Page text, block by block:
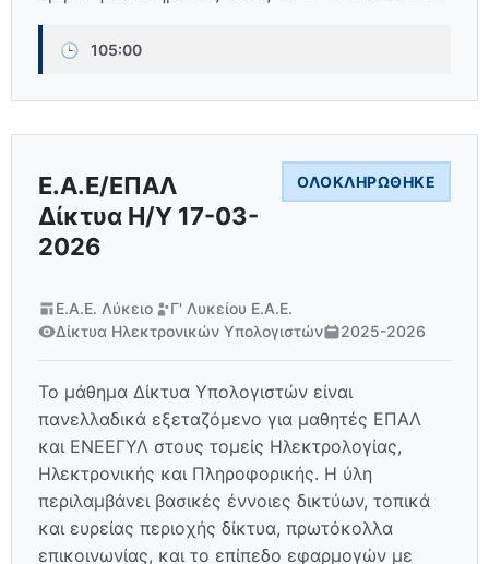
🕒 105:00
Ε.Α.Ε/ΕΠΑΛ
Δίκτυα Η/Υ 17-03-
2026
ΟΛΟΚΛΗΡΏΘΗΚΕ
Ε.Α.Ε. Λύκειο
Γ' Λυκείου Ε.Α.Ε.
Δίκτυα Ηλεκτρονικών Υπολογιστών
2025-2026
Το μάθημα Δίκτυα Υπολογιστών είναι
πανελλαδικά εξεταζόμενο για μαθητές ΕΠΑΛ
και ΕΝΕΕΓΥΛ στους τομείς Ηλεκτρολογίας,
Ηλεκτρονικής και Πληροφορικής. Η ύλη
περιλαμβάνει βασικές έννοιες δικτύων, τοπικά
και ευρείας περιοχής δίκτυα, πρωτόκολλα
επικοινωνίας, και το επίπεδο εφαρμογών με